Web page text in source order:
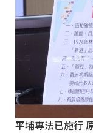
平埔專法已施行